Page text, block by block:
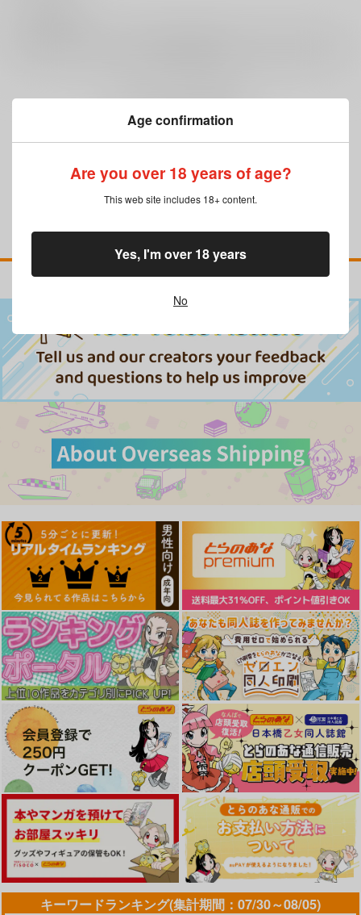
キーワードランキング(集計期間：07/30～08/05)
Age confirmation
Are you over 18 years of age?
This web site includes 18+ content.
No
Yes, I'm over 18 years